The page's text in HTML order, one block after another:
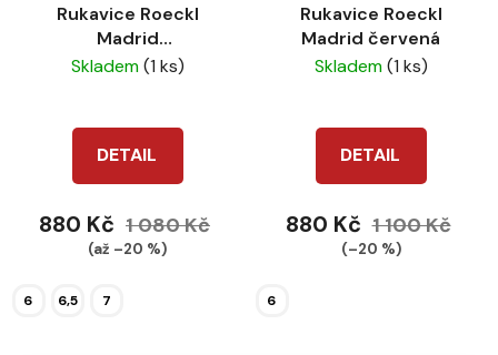
Rukavice Roeckl
Madrid
šedá/oranžová
Skladem(1 ks)
DETAIL
880 Kč 1 080 Kč
(až –20 %)
6 6,5 7
Rukavice Roeckl
Madrid červená
Skladem(1 ks)
DETAIL
880 Kč 1 100 Kč
(–20 %)
6